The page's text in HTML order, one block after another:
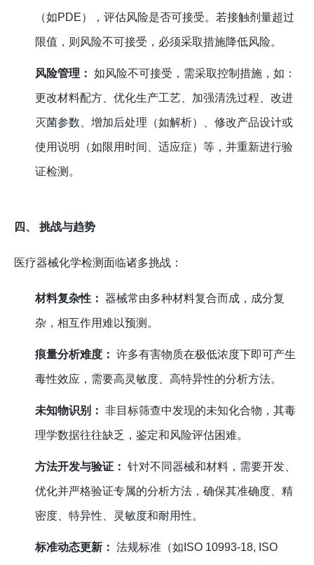
（如PDE），评估风险是否可接受。若接触剂量超过
限值，则风险不可接受，必须采取措施降低风险。
风险管理： 如风险不可接受，需采取控制措施，如：
更改材料配方、优化生产工艺、加强清洗过程、改进
灭菌参数、增加后处理（如解析）、修改产品设计或
使用说明（如限用时间、适应症）等，并重新进行验
证检测。
四、 挑战与趋势
医疗器械化学检测面临诸多挑战：
材料复杂性： 器械常由多种材料复合而成，成分复
杂，相互作用难以预测。
痕量分析难度： 许多有害物质在极低浓度下即可产生
毒性效应，需要高灵敏度、高特异性的分析方法。
未知物识别： 非目标筛查中发现的未知化合物，其毒
理学数据往往缺乏，鉴定和风险评估困难。
方法开发与验证： 针对不同器械和材料，需要开发、
优化并严格验证专属的分析方法，确保其准确度、精
密度、特异性、灵敏度和耐用性。
标准动态更新： 法规标准（如ISO 10993-18, ISO